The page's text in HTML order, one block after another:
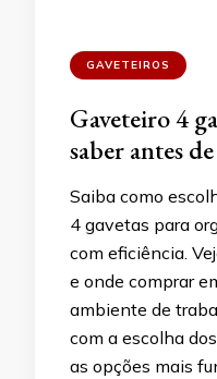
GAVETEIROS
Gaveteiro 4
saber antes
Saiba como
4 gavetas para
com eficiência.
e onde comprar
ambiente de
com a escolha
as opções mais